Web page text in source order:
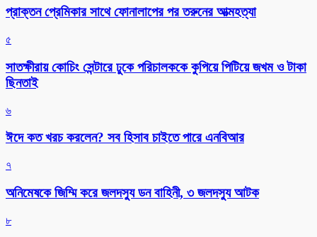
প্রাক্তন প্রেমিকার সাথে ফোনালাপের পর তরুনের আত্মহত্যা
৫
সাতক্ষীরায় কোচিং সেন্টারে ঢুকে পরিচালককে কুপিয়ে পিটিয়ে জখম ও টাকা
ছিনতাই
৬
ঈদে কত খরচ করলেন? সব হিসাব চাইতে পারে এনবিআর
৭
অনিমেষকে জিম্মি করে জলদস্যু ডন বাহিনী, ৩ জলদস্যু আটক
৮